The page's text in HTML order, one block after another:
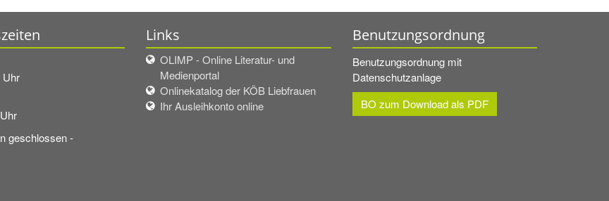
Uhr
geschlossen -
Links
OLIMP - Online Literatur- und
Medienportal
Onlinekatalog der KÖB Liebfrauen
Ihr Ausleihkonto online
Benutzungsordnung
Benutzungsordnung mit
Datenschutzanlage
BO zum Download als PDF